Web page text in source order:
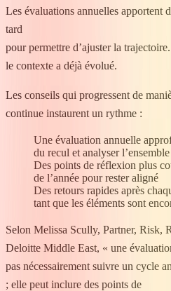
Les évaluations annuelles apportent
tard
pour permettre d’ajuster la
le contexte a déjà évolué.
Les conseils qui progressent de
continue instaurent un rythme :
Une évaluation annuelle
du recul et analyser l’ensemble
Des points de réflexion plus
de l’année pour rester aligné
Des retours rapides après
tant que les éléments sont
Selon Melissa Scully, Partner, Risk,
Deloitte Middle East, « une
pas nécessairement suivre un cycle
; elle peut inclure des points de